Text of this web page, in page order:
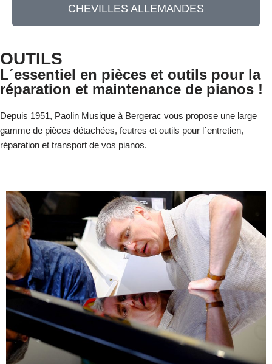
CHEVILLES ALLEMANDES
OUTILS
L´essentiel en pièces et outils pour la
réparation et maintenance de pianos !
Depuis 1951, Paolin Musique à Bergerac vous propose une large
gamme de pièces détachées, feutres et outils pour l´entretien,
réparation et transport de vos pianos.